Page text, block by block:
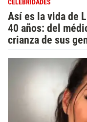
CELEBRIDADES
Así es la vida de
40 años: del
crianza de sus